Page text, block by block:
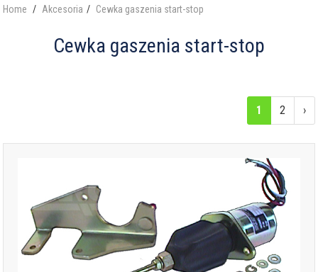
Home Akcesoria Cewka gaszenia start-stop
Cewka gaszenia start-stop
1 2 ›